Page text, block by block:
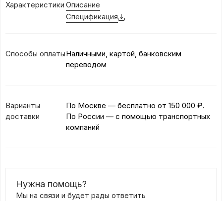
Характеристики Описание
Спецификация
Способы оплатыНаличными, картой, банковским
переводом
Варианты
доставки
По Москве — бесплатно от 150 000 ₽.
По России — с помощью транспортных
компаний
Нужна помощь?
Мы на связи и будет рады ответить